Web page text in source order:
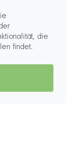
die
findet.